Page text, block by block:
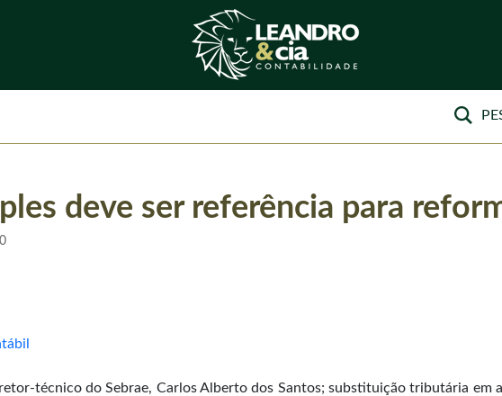
deve ser referência para
técnico do Sebrae, Carlos Alberto dos Santos; substituição tributária em